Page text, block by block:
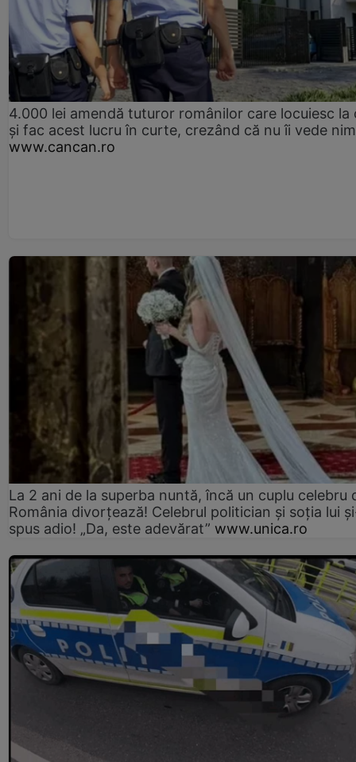
4.000 lei amendă tuturor românilor care locuiesc la
și fac acest lucru în curte, crezând că nu îi vede
www.cancan.ro
La 2 ani de la superba nuntă, încă un cuplu celebru
România divorțează! Celebrul politician și soția lui
spus adio! „Da, este adevărat” www.unica.ro